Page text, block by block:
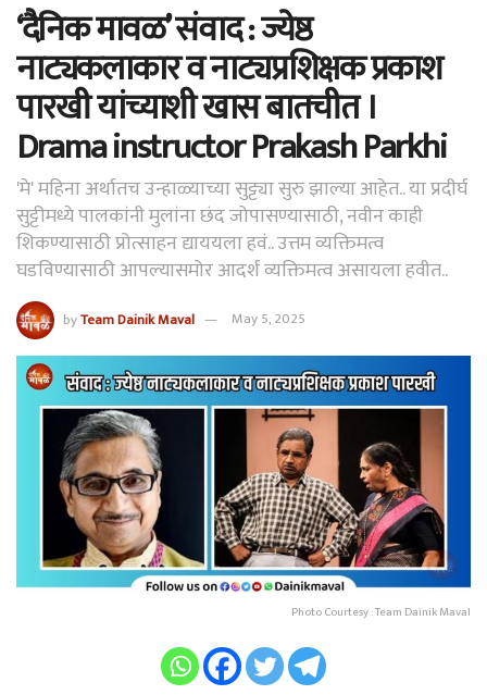
‘दैनिक मावळ’ संवाद : ज्येष्ठ
नाट्यकलाकार व नाट्यप्रशिक्षक प्रकाश
पारखी यांच्याशी खास बातचीत ।
Drama instructor Prakash Parkhi
'मे' महिना अर्थातच उन्हाळ्याच्या सुट्ट्या सुरु झाल्या आहेत.. या प्रदीर्घ
सुट्टीमध्ये पालकांनी मुलांना छंद जोपासण्यासाठी, नवीन काही
शिकण्यासाठी प्रोत्साहन द्याययला हवं.. उत्तम व्यक्तिमत्व
घडविण्यासाठी आपल्यासमोर आदर्श व्यक्तिमत्व असायला हवीत..
byTeam Dainik Maval May 5, 2025
Photo Courtesy : Team Dainik Maval